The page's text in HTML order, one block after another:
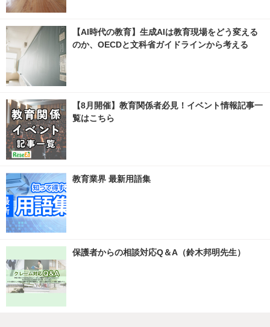
【AI時代の教育】生成AIは教育現場をどう変える
のか、OECDと文科省ガイドラインから考える
【8月開催】教育関係者必見！イベント情報記事一
覧はこちら
教育業界 最新用語集
保護者からの相談対応Q＆A（鈴木邦明先生）